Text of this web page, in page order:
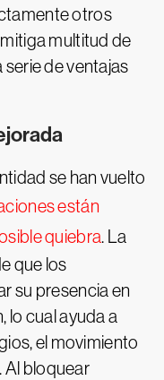
otros
multitud de
de ventajas
se han vuelto
están
quiebra. La
que los
su presencia en
lo cual ayuda a
el movimiento
Al bloquear